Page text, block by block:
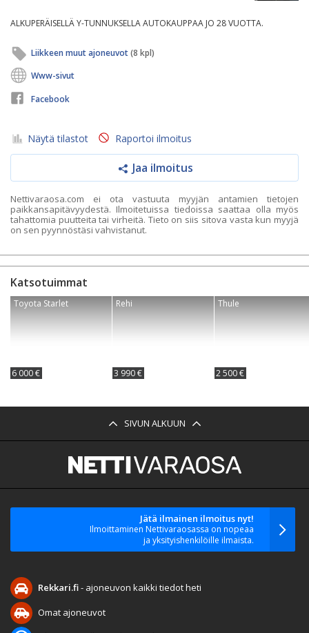
ALKUPERÄISELLÄ Y-TUNNUKSELLA AUTOKAUPPAA JO 28 VUOTTA.
Liikkeen muut ajoneuvot(8 kpl)
Www-sivut
Facebook
Näytä tilastot Raportoi ilmoitus
Jaa ilmoitus
Nettivaraosa.com ei ota vastuuta myyjän antamien tietojen
paikkansapitävyydestä. Ilmoitetuissa tiedoissa saattaa olla myös
tahattomia puutteita tai virheitä. Tieto on siis sitova vasta kun myyjä
on sen pyynnöstäsi vahvistanut.
Katsotuimmat
Toyota Starlet
6 000 €
Rehi
3 990 €
Thule
2 500 €
SIVUN ALKUUN
Jätä ilmainen ilmoitus nyt!
Ilmoittaminen Nettivaraosassa on nopeaa
ja yksityishenkilöille ilmaista.
Rekkari.fi- ajoneuvon kaikki tiedot heti
Omat ajoneuvot